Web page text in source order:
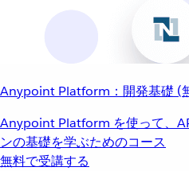
Anypoint Platform：開発基礎 (
Anypoint Platform を使って、
ンの基礎を学ぶためのコース
無料で受講する